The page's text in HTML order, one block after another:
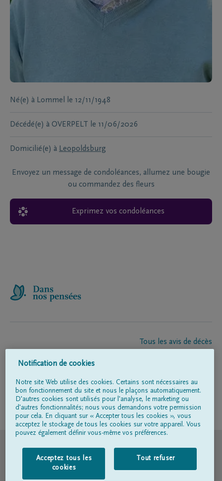
Né(e) à Lommel le 12/11/1948
Décédé(e) à OVERPELT le 11/06/2026
Domicilié(e) à Leopoldsburg
Envoyez un message de condoléances, allumez une bougie
ou commandez des fleurs
Exprimez vos condoléances
Tous les avis de décès
Entrepreneur de pompes funèbres
Suivez-nous sur
Conditions d'utilisation
Notification de cookies
Notre site Web utilise des cookies. Certains sont nécessaires au
bon fonctionnement du site et nous le plaçons automatiquement.
D'autres cookies sont utilisés pour l'analyse, le marketing ou
d'autres fonctionnalités; nous vous demandons votre permission
pour cela. En cliquant sur « Accepter tous les cookies », vous
acceptez le stockage de tous les cookies sur votre appareil. Vous
pouvez également définir vous-même vos préférences.
Acceptez tous les
cookies
Tout refuser